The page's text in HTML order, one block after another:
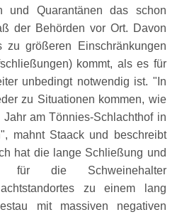
und Quarantänen das schon
der Behörden vor Ort. Davon
größeren Einschränkungen
kommt, als es für
unbedingt notwendig ist.
In
zu Situationen kommen, wie
am Tönnies-Schlachthof in
, mahnt Staack und beschreibt
hat die lange Schließung und
für die Schweinehalter
zu einem lang
mit massiven negativen